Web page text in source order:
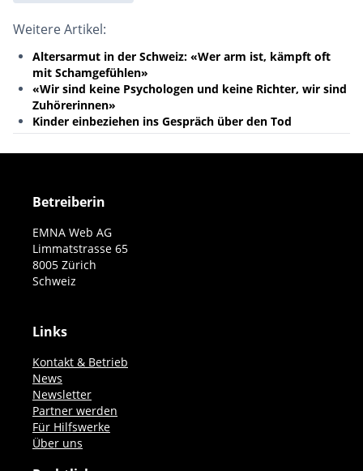
Weitere Artikel:
Altersarmut in der Schweiz: «Wer arm ist, kämpft oft
mit Schamgefühlen»
«Wir sind keine Psychologen und keine Richter, wir sind
Zuhörerinnen»
Kinder einbeziehen ins Gespräch über den Tod
Betreiberin
EMNA Web AG
Limmatstrasse 65
8005 Zürich
Schweiz
Links
Kontakt & Betrieb
News
Newsletter
Partner werden
Für Hilfswerke
Über uns